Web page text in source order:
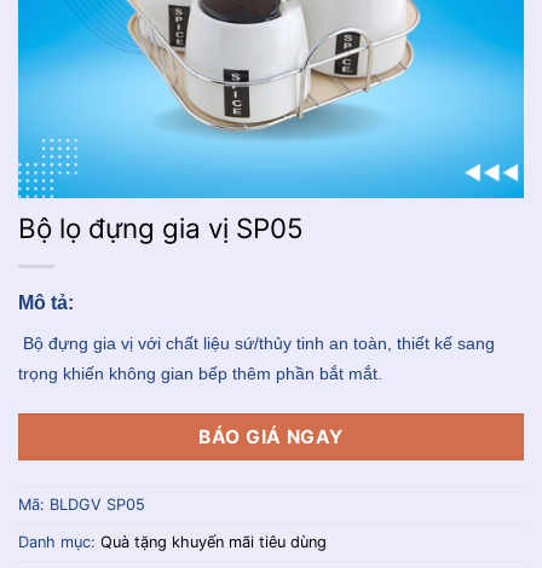
Bộ lọ đựng gia vị SP05
Mô tả:
Bộ đựng gia vị với chất liệu sứ/thủy tinh an toàn, thiết kế sang
trọng khiến không gian bếp thêm phần bắt mắt.
BÁO GIÁ NGAY
Mã: BLDGV SP05
Danh mục: Quà tặng khuyến mãi tiêu dùng